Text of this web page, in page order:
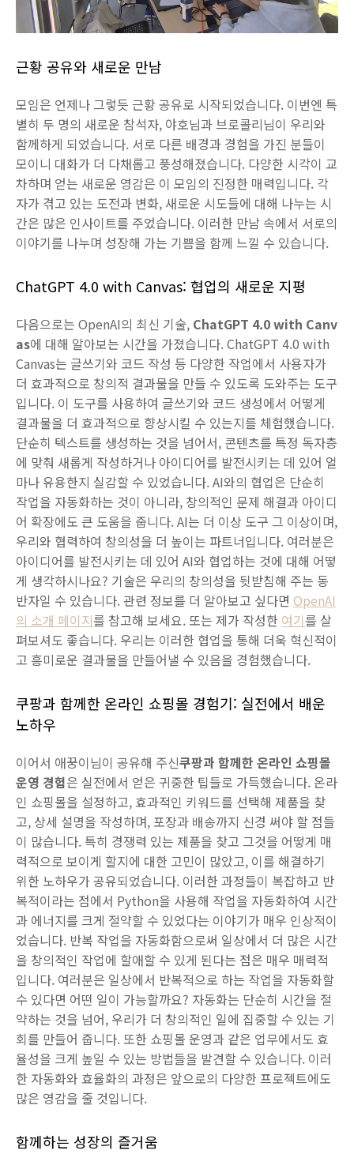
근황 공유와 새로운 만남
모임은 언제나 그렇듯 근황 공유로 시작되었습니다. 이번엔 특
별히 두 명의 새로운 참석자, 야호님과 브로콜리님이 우리와
함께하게 되었습니다. 서로 다른 배경과 경험을 가진 분들이
모이니 대화가 더 다채롭고 풍성해졌습니다. 다양한 시각이 교
차하며 얻는 새로운 영감은 이 모임의 진정한 매력입니다. 각
자가 겪고 있는 도전과 변화, 새로운 시도들에 대해 나누는 시
간은 많은 인사이트를 주었습니다. 이러한 만남 속에서 서로의
이야기를 나누며 성장해 가는 기쁨을 함께 느낄 수 있습니다.
ChatGPT 4.0 with Canvas: 협업의 새로운 지평
다음으로는 OpenAI의 최신 기술, ChatGPT 4.0 with Canv
as에 대해 알아보는 시간을 가졌습니다. ChatGPT 4.0 with
Canvas는 글쓰기와 코드 작성 등 다양한 작업에서 사용자가
더 효과적으로 창의적 결과물을 만들 수 있도록 도와주는 도구
입니다. 이 도구를 사용하여 글쓰기와 코드 생성에서 어떻게
결과물을 더 효과적으로 향상시킬 수 있는지를 체험했습니다.
단순히 텍스트를 생성하는 것을 넘어서, 콘텐츠를 특정 독자층
에 맞춰 새롭게 작성하거나 아이디어를 발전시키는 데 있어 얼
마나 유용한지 실감할 수 있었습니다. AI와의 협업은 단순히
작업을 자동화하는 것이 아니라, 창의적인 문제 해결과 아이디
어 확장에도 큰 도움을 줍니다. AI는 더 이상 도구 그 이상이며,
우리와 협력하여 창의성을 더 높이는 파트너입니다. 여러분은
아이디어를 발전시키는 데 있어 AI와 협업하는 것에 대해 어떻
게 생각하시나요? 기술은 우리의 창의성을 뒷받침해 주는 동
반자일 수 있습니다. 관련 정보를 더 알아보고 싶다면 OpenAI
의 소개 페이지를 참고해 보세요. 또는 제가 작성한 여기를 살
펴보셔도 좋습니다. 우리는 이러한 협업을 통해 더욱 혁신적이
고 흥미로운 결과물을 만들어낼 수 있음을 경험했습니다.
쿠팡과 함께한 온라인 쇼핑몰 경험기: 실전에서 배운
노하우
이어서 애꿍이님이 공유해 주신쿠팡과 함께한 온라인 쇼핑몰
운영 경험은 실전에서 얻은 귀중한 팁들로 가득했습니다. 온라
인 쇼핑몰을 설정하고, 효과적인 키워드를 선택해 제품을 찾
고, 상세 설명을 작성하며, 포장과 배송까지 신경 써야 할 점들
이 많습니다. 특히 경쟁력 있는 제품을 찾고 그것을 어떻게 매
력적으로 보이게 할지에 대한 고민이 많았고, 이를 해결하기
위한 노하우가 공유되었습니다. 이러한 과정들이 복잡하고 반
복적이라는 점에서 Python을 사용해 작업을 자동화하여 시간
과 에너지를 크게 절약할 수 있었다는 이야기가 매우 인상적이
었습니다. 반복 작업을 자동화함으로써 일상에서 더 많은 시간
을 창의적인 작업에 할애할 수 있게 된다는 점은 매우 매력적
입니다. 여러분은 일상에서 반복적으로 하는 작업을 자동화할
수 있다면 어떤 일이 가능할까요? 자동화는 단순히 시간을 절
약하는 것을 넘어, 우리가 더 창의적인 일에 집중할 수 있는 기
회를 만들어 줍니다. 또한 쇼핑몰 운영과 같은 업무에서도 효
율성을 크게 높일 수 있는 방법들을 발견할 수 있습니다. 이러
한 자동화와 효율화의 과정은 앞으로의 다양한 프로젝트에도
많은 영감을 줄 것입니다.
함께하는 성장의 즐거움